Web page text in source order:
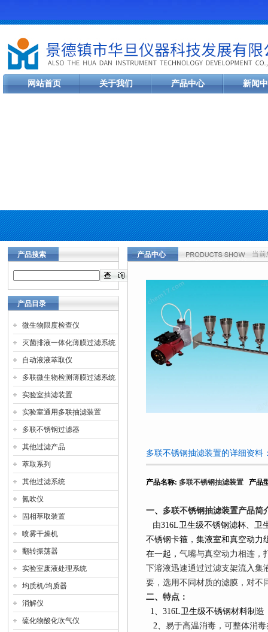
网站首页 关于我们 产品中心 新闻
产品搜索
产品目录
微生物限度检查仪
灭菌排液一体化薄膜过滤系统
自动液液萃取仪
多联微生物检测薄膜过滤系统
实验室抽滤装置
实验室通用多联抽滤装置
多联不锈钢过滤器
其他过滤产品
萃取系列
其他过滤系统
氮吹仪
固相萃取装置
喷雾干燥机
翻转振荡器
实验室废液处理系统
均质机/均质器
消解仪
硫化物酸化吹气仪
产品中心 当
多联不锈钢抽滤装置的详细资料
产品名称: 多联不锈钢抽滤装置 产品
一、 多联不锈钢抽滤装置产品简
由316L卫生级不锈钢滤杯、卫
不锈钢卡箍，集液室和真空动力
在一起， 气嘴与真空动力相连，
下溶液迅速通过过滤支架流入集
要，选用不同材质的滤膜，对不
二、 特点：
1、 316L卫生级不锈钢材料制造
2、 易于高温消毒，可整体消